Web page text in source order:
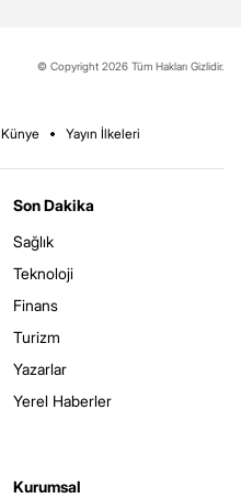
© Copyright 2026 Tüm Hakları Gizlidir.
Künye Yayın İlkeleri
Son Dakika
Sağlık
Teknoloji
Finans
Turizm
Yazarlar
Yerel Haberler
Kurumsal